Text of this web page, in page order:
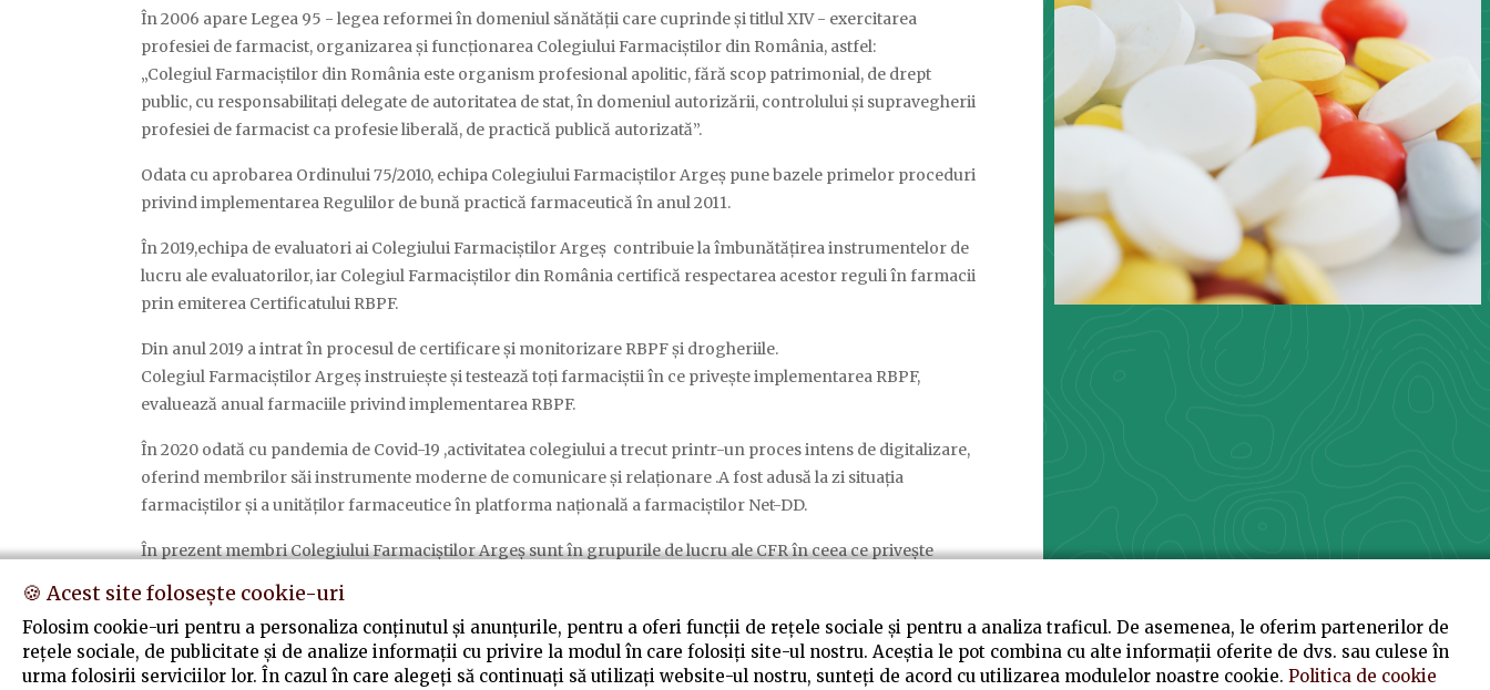
În 2006 apare Legea 95 - legea reformei în domeniul sănătății care cuprinde și titlul XIV - exercitarea
profesiei de farmacist, organizarea și funcționarea Colegiului Farmaciștilor din România, astfel:
„Colegiul Farmaciștilor din România este organism profesional apolitic, fără scop patrimonial, de drept
public, cu responsabilitați delegate de autoritatea de stat, în domeniul autorizării, controlului și supravegherii
profesiei de farmacist ca profesie liberală, de practică publică autorizată”.
Odata cu aprobarea Ordinului 75/2010, echipa Colegiului Farmaciștilor Argeș pune bazele primelor proceduri
privind implementarea Regulilor de bună practică farmaceutică în anul 2011.
În 2019,echipa de evaluatori ai Colegiului Farmaciștilor Argeș contribuie la îmbunătățirea instrumentelor de
lucru ale evaluatorilor, iar Colegiul Farmaciștilor din România certifică respectarea acestor reguli în farmacii
prin emiterea Certificatului RBPF.
Din anul 2019 a intrat în procesul de certificare și monitorizare RBPF și drogheriile.
Colegiul Farmaciștilor Argeș instruiește și testează toți farmaciștii în ce privește implementarea RBPF,
evaluează anual farmaciile privind implementarea RBPF.
În 2020 odată cu pandemia de Covid-19 ,activitatea colegiului a trecut printr-un proces intens de digitalizare,
oferind membrilor săi instrumente moderne de comunicare și relaționare .A fost adusă la zi situația
farmaciștilor și a unităților farmaceutice în platforma națională a farmaciștilor Net-DD.
În prezent membri Colegiului Farmaciștilor Argeș sunt în grupurile de lucru ale CFR în ceea ce privește
vigoare ,precum și în grupul de lucru pentru propuneri servicii farmaceutice.
🍪 Acest site folosește cookie-uri
Folosim cookie-uri pentru a personaliza conținutul și anunțurile, pentru a oferi funcții de rețele sociale și pentru a analiza traficul. De asemenea, le oferim partenerilor de
rețele sociale, de publicitate și de analize informații cu privire la modul în care folosiți site-ul nostru. Aceștia le pot combina cu alte informații oferite de dvs. sau culese în
urma folosirii serviciilor lor. În cazul în care alegeți să continuați să utilizați website-ul nostru, sunteți de acord cu utilizarea modulelor noastre cookie. Politica de cookie